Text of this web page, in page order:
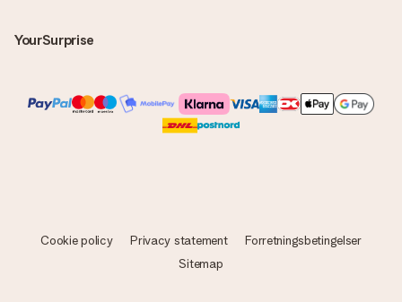
YourSurprise
Cookie policy Privacy statement
Forretningsbetingelser
Sitemap